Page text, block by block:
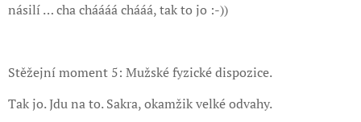
násilí … cha cháááá chááá, tak to jo :-))
Stěžejní moment 5: Mužské fyzické dispozice.
Tak jo. Jdu na to. Sakra, okamžik velké odvahy.